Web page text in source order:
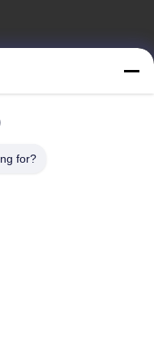
ゾーン,河北,安??,中国
for?